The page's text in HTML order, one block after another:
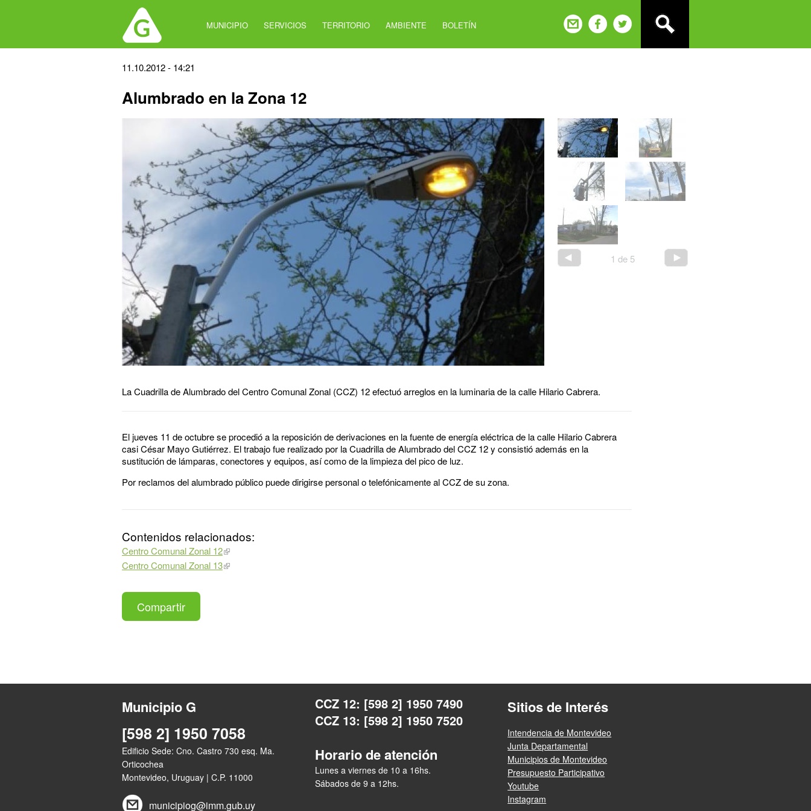
MUNICIPIO SERVICIOS TERRITORIO AMBIENTE BOLETÍN
Back
top
11.10.2012 - 14:21
Alumbrado en la Zona 12
1 de 5
La Cuadrilla de Alumbrado del Centro Comunal Zonal (CCZ) 12 efectuó arreglos en la luminaria de la calle Hilario Cabrera.
El jueves 11 de octubre se procedió a la reposición de derivaciones en la fuente de energía eléctrica de la calle Hilario Cabrera
casi César Mayo Gutiérrez. El trabajo fue realizado por la Cuadrilla de Alumbrado del CCZ 12 y consistió además en la
sustitución de lámparas, conectores y equipos, así como de la limpieza del pico de luz.
Por reclamos del alumbrado público puede dirigirse personal o telefónicamente al CCZ de su zona.
Contenidos relacionados:
Centro Comunal Zonal 12
Centro Comunal Zonal 13
Compartir
Municipio G
[598 2] 1950 7058
Edificio Sede: Cno. Castro 730 esq. Ma.
Orticochea
Montevideo, Uruguay | C.P. 11000
municipiog@imm.gub.uy
CCZ 12: [598 2] 1950 7490
CCZ 13: [598 2] 1950 7520
Horario de atención
Lunes a viernes de 10 a 16hs.
Sábados de 9 a 12hs.
Sitios de Interés
Intendencia de Montevideo
Junta Departamental
Municipios de Montevideo
Presupuesto Participativo
Youtube
Instagram